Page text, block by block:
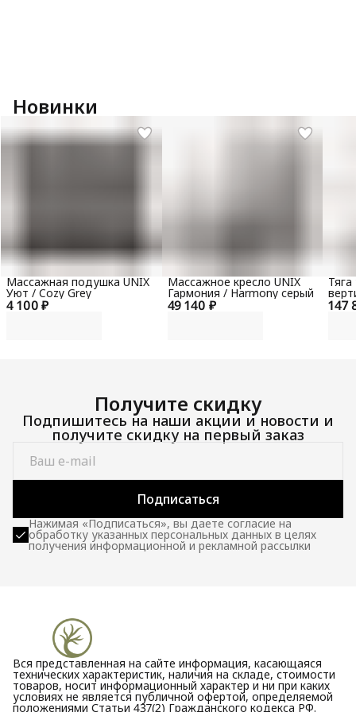
Новинки
4 100 ₽
Массажная подушка UNIX
Уют / Cozy Grey
49 140 ₽
Массажное кресло UNIX
Гармония / Harmony серый
147
100
Получите скидку
Подпишитесь на наши акции и новости и
получите скидку на первый заказ
Подписаться
Нажимая «Подписаться», вы даете согласие на
обработку указанных персональных данных в целях
получения информационной и рекламной рассылки
Вся представленная на сайте информация, касающаяся
технических характеристик, наличия на складе, стоимости
товаров, носит информационный характер и ни при каких
условиях не является публичной офертой, определяемой
положениями Статьи 437(2) Гражданского кодекса РФ.